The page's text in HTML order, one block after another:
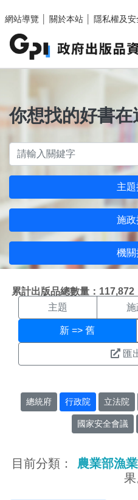
網站導覽
關於本站 隱私權及
你想找的好書在
主
施
機
累計出版品總數量：117,872
機關搜尋結
主題 施
新 => 舊
匯
總統府 行政院 立法院
國家安全會議
目前分類： 農業部漁
果